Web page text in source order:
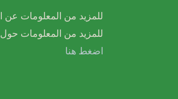
للمزيد من المعلومات
للمزيد من المعلومات
اضغط هنا